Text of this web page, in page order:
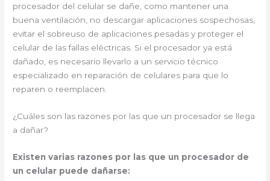
procesador del celular se dañe, como mantener una
buena ventilación, no descargar aplicaciones sospechosas,
evitar el sobreuso de aplicaciones pesadas y proteger el
celular de las fallas eléctricas. Si el procesador ya está
dañado, es necesario llevarlo a un servicio técnico
especializado en reparación de celulares para que lo
reparen o reemplacen.
¿Cuáles son las razones por las que un procesador se llega
a dañar?
Existen varias razones por las que un procesador de
un celular puede dañarse: